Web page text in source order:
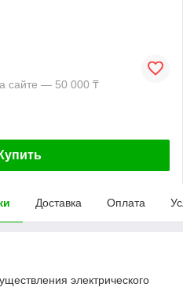
сайте — 50 000 ₸
Купить
Доставка Оплата
электрического